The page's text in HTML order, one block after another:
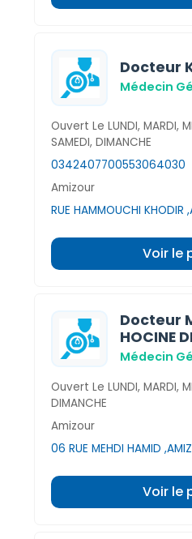
Docteur
Médecin
Ouvert Le LUNDI, MARDI,
SAMEDI, DIMANCHE
0342407700553064030
Amizour
RUE HAMMOUCHI KHODIR
Voir le
Docteur
HOCINE
Médecin
Ouvert Le LUNDI, MARDI,
DIMANCHE
Amizour
06 RUE MEHDI HAMID
Voir le